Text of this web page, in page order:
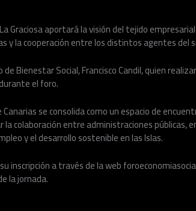
Graciosa aportará la visión del tejido
y la cooperación entre los distintos agentes del
Bienestar Social, Francisco Candil, quien
el foro.
se consolida como un espacio de
colaboración entre administraciones públicas,
y el desarrollo sostenible en las Islas.
a través de la web
la jornada.